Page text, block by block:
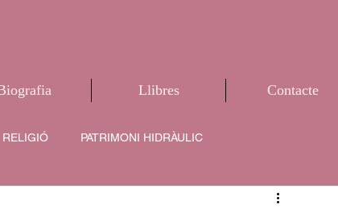
Llibres Contacte
RELIGIÓ PATRIMONI HIDRÀULIC